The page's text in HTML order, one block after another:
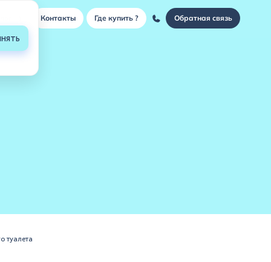
Контакты Где купить ? Обратная связь
туалета